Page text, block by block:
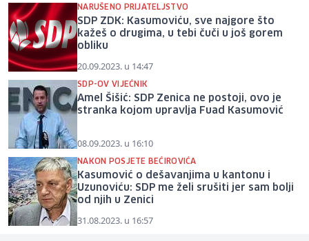
NARUŠENO PRIJATELJSTVO
SDP ZDK: Kasumoviću, sve najgore što
kažeš o drugima, u tebi čuči u još gorem
obliku
20.09.2023. u 14:47
SDP-OV VIJEĆNIK
Amel Šišić: SDP Zenica ne postoji, ovo je
stranka kojom upravlja Fuad Kasumović
08.09.2023. u 16:10
NAKON POSJETE BEĆIROVIĆA
Kasumović o dešavanjima u kantonu i
Uzunoviću: SDP me želi srušiti jer sam bolji
od njih u Zenici
31.08.2023. u 16:57